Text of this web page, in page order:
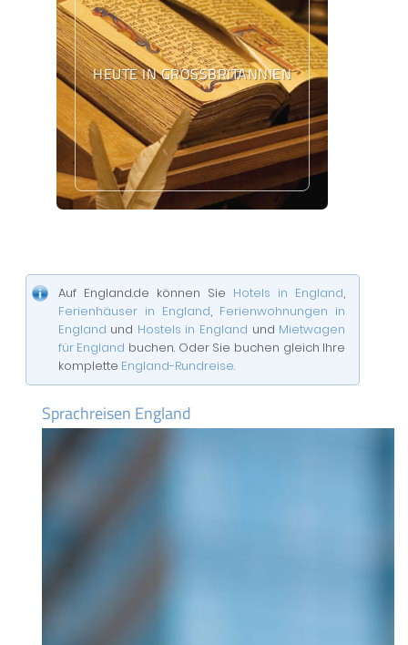
HEUTE IN GROSSBRITANNIEN
Auf England.de können Sie Hotels in England,
Ferienhäuser in England, Ferienwohnungen in
England und Hostels in England und Mietwagen
für England buchen. Oder Sie buchen gleich Ihre
komplette England-Rundreise.
Sprachreisen England